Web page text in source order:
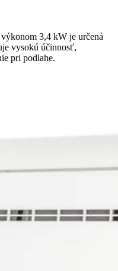
výkonom 3,4 kW je určená
vysokú účinnosť,
pri podlahe.